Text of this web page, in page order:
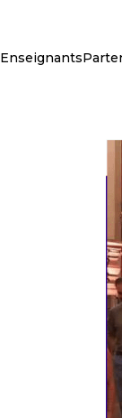
Enseignants